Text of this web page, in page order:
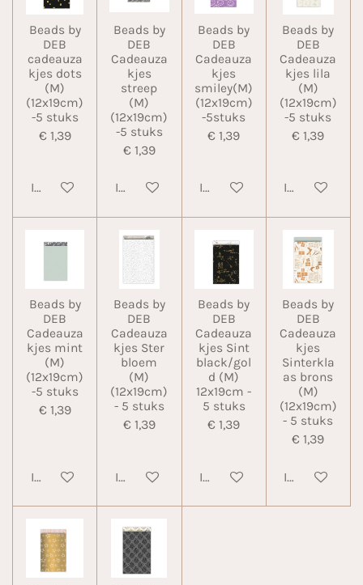
Beads by
DEB
cadeauza
kjes dots
(M)
(12x19cm)
-5 stuks
€ 1,39
In winkelwagen
Beads by
DEB
Cadeauza
kjes
streep
(M)
(12x19cm)
-5 stuks
€ 1,39
In winkelwagen
Beads by
DEB
Cadeauza
kjes
smiley(M)
(12x19cm)
-5stuks
€ 1,39
In winkelwagen
Beads by
DEB
Cadeauza
kjes lila
(M)
(12x19cm)
-5 stuks
€ 1,39
In
Beads by
DEB
Cadeauza
kjes mint
(M)
(12x19cm)
-5 stuks
€ 1,39
In winkelwagen
Beads by
DEB
Cadeauza
kjes Ster
bloem
(M)
(12x19cm)
- 5 stuks
€ 1,39
In winkelwagen
Beads by
DEB
Cadeauza
kjes Sint
black/gol
d (M)
12x19cm -
5 stuks
€ 1,39
In winkelwagen
Beads by
DEB
Cadeauza
kjes
Sinterkla
as brons
(M)
(12x19cm)
- 5 stuks
€ 1,39
In